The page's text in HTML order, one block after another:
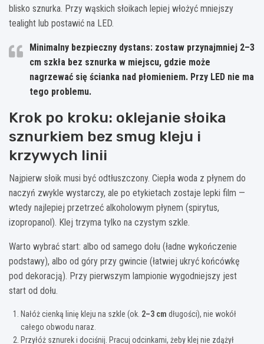
blisko sznurka. Przy wąskich słoikach lepiej włożyć mniejszy
tealight lub postawić na LED.
Minimalny bezpieczny dystans: zostaw przynajmniej 2–3
cm szkła bez sznurka w miejscu, gdzie może
nagrzewać się ścianka nad płomieniem. Przy LED nie ma
tego problemu.
Krok po kroku: oklejanie słoika
sznurkiem bez smug kleju i
krzywych linii
Najpierw słoik musi być odtłuszczony. Ciepła woda z płynem do
naczyń zwykle wystarczy, ale po etykietach zostaje lepki film —
wtedy najlepiej przetrzeć alkoholowym płynem (spirytus,
izopropanol). Klej trzyma tylko na czystym szkle.
Warto wybrać start: albo od samego dołu (ładne wykończenie
podstawy), albo od góry przy gwincie (łatwiej ukryć końcówkę
pod dekoracją). Przy pierwszym lampionie wygodniejszy jest
start od dołu.
Nałóż cienką linię kleju na szkle (ok. 2–3 cm długości), nie wokół
całego obwodu naraz.
Przyłóż sznurek i dociśnij. Pracuj odcinkami, żeby klej nie zdążył